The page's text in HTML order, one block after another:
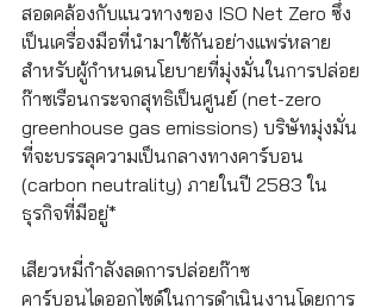
สอดคล้องกับแนวทางของ ISO Net Zero ซึ่ง
เป็นเครื่องมือที่นำมาใช้กันอย่างแพร่หลาย
สำหรับผู้กำหนดนโยบายที่มุ่งมั่นในการปล่อย
ก๊าซเรือนกระจกสุทธิเป็นศูนย์ (net-zero
greenhouse gas emissions) บริษัทมุ่งมั่น
ที่จะบรรลุความเป็นกลางทางคาร์บอน
(carbon neutrality) ภายในปี 2583 ใน
ธุรกิจที่มีอยู่*
เสียวหมี่กำลังลดการปล่อยก๊าซ
คาร์บอนไดออกไซด์ในการดำเนินงานโดยการ